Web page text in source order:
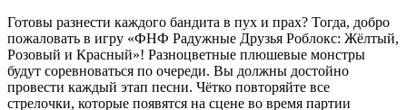
Готовы разнести каждого бандита в пух и прах? Тогда, добро
пожаловать в игру «ФНФ Радужные Друзья Роблокс: Жёлтый,
Розовый и Красный»! Разноцветные плюшевые монстры
будут соревноваться по очереди. Вы должны достойно
провести каждый этап песни. Чётко повторяйте все
стрелочки, которые появятся на сцене во время партии